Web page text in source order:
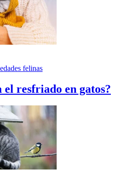
felinas
el resfriado en gatos?